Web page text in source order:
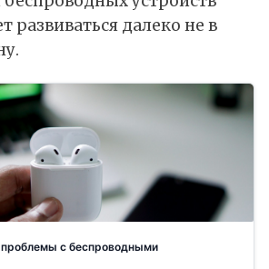
развиваться далеко не в
проблемы с беспроводными